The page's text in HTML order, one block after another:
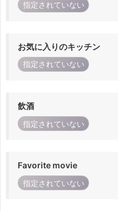
指定されていない
お気に入りのキッチン
指定されていない
飲酒
指定されていない
Favorite movie
指定されていない